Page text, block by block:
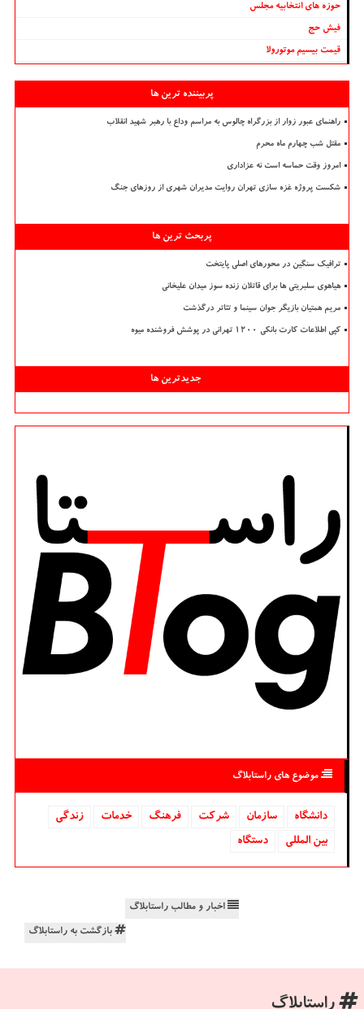
حوزه های انتخابیه مجلس
فیش حج
قیمت بیسیم موتورولا
پربیننده ترین ها
راهنمای عبور زوار از بزرگراه چالوس به مراسم وداع با رهبر شهید انقلاب
مقتل شب چهارم ماه محرم
امروز وقت حماسه است نه عزاداری
شکست پروژه غزه سازی تهران روایت مدیران شهری از روزهای جنگ
پربحث ترین ها
ترافیک سنگین در محورهای اصلی پایتخت
هیاهوی سلبریتی ها برای قاتلان زنده سوز میدان علیخانی
مریم همتیان بازیگر جوان سینما و تئاتر درگذشت
کپی اطلاعات کارت بانکی ۱۲۰۰ تهرانی در پوشش فروشنده میوه
جدیدترین ها
موضوع های راستابلاگ
دانشگاه‌ سازمان شركت فرهنگ خدمات
زندگی
بین المللی
دستگاه
اخبار و مطالب راستابلاگ
بازگشت به راستابلاگ
راستابلاگ